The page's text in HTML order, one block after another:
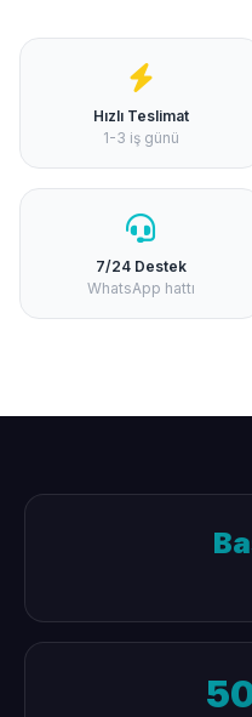
Hızlı Teslimat
1-3 iş günü
7/24 Destek
WhatsApp hattı